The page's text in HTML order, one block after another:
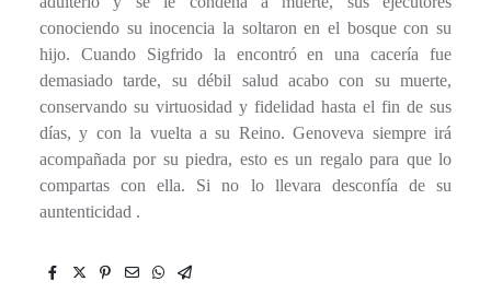
conociendo su inocencia la soltaron en el bosque con su
hijo. Cuando Sigfrido la encontró en una cacería fue
demasiado tarde, su débil salud acabo con su muerte,
conservando su virtuosidad y fidelidad hasta el fin de sus
días, y con la vuelta a su Reino. Genoveva siempre irá
acompañada por su piedra, esto es un regalo para que lo
compartas con ella. Si no lo llevara desconfía de su
auntenticidad .